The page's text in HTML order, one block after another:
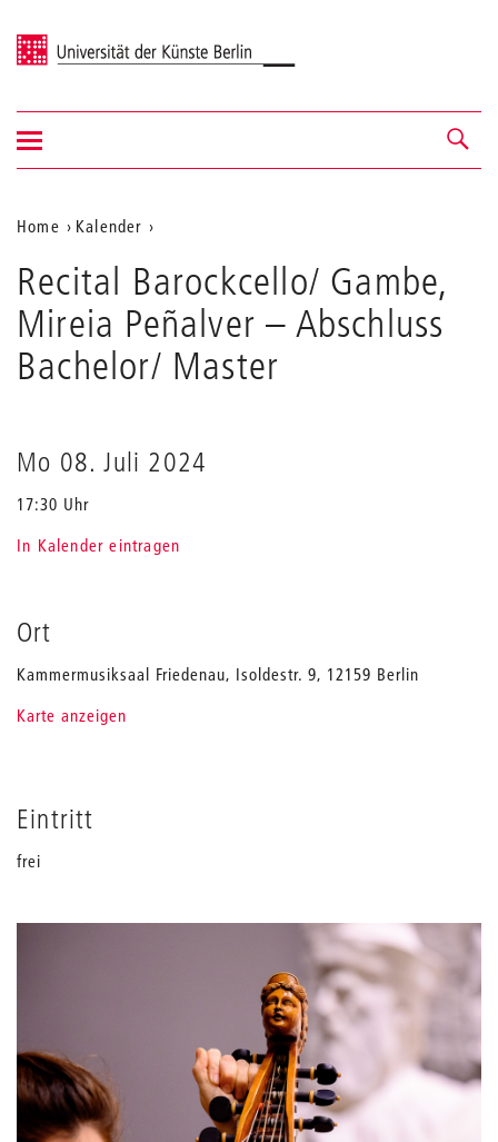
Universität der Künste Berlin
Navigation &
Suche
Navigation
ein-/ausblenden
Aktuelle
Position
auf
der
Webseite
Home
Kalender
Barockcello/
Gambe,
Mireia
Peñalver
Recital Barockcello/ Gambe,
Mireia Peñalver – Abschluss
Bachelor/ Master
Mo 08. Juli 2024
17:30 Uhr
In Kalender eintragen
Ort
Kammermusiksaal Friedenau, Isoldestr. 9, 12159 Berlin
Karte anzeigen
Eintritt
frei